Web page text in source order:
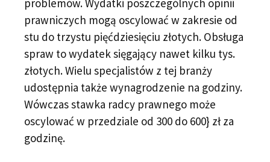
prawniczych mogą oscylować w zakresie od
stu do trzystu pięćdziesięciu złotych. Obsługa
spraw to wydatek sięgający nawet kilku tys.
złotych. Wielu specjalistów z tej branży
udostępnia także wynagrodzenie na godziny.
Wówczas stawka radcy prawnego może
oscylować w przedziale od 300 do 600} zł za
godzinę.